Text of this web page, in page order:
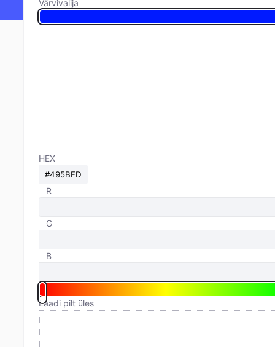
Värvivalija
HEX
R
G
B
Laadi pilt üles